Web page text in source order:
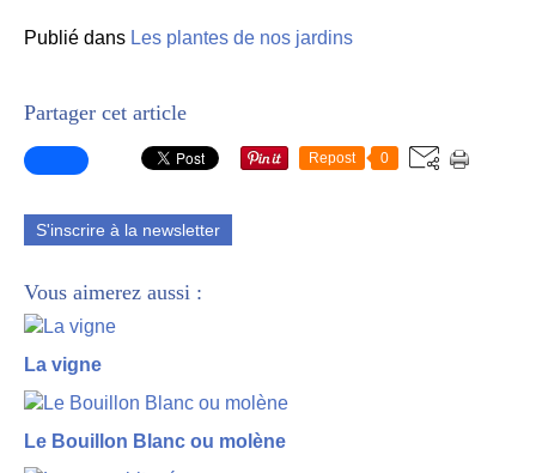
Publié dans Les plantes de nos jardins
Partager cet article
Repost 0
S'inscrire à la newsletter
Vous aimerez aussi :
La vigne
Le Bouillon Blanc ou molène